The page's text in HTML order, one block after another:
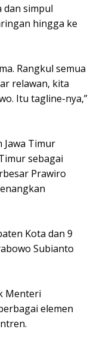
dan simpul
hingga ke
Rangkul semua
relawan, kita
Itu tagline-nya,”
Jawa Timur
sebagai
Prawiro
Kota dan 9
Subianto
Menteri
elemen